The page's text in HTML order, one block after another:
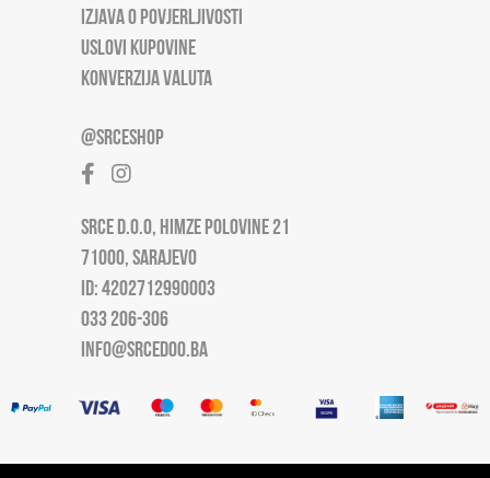
IZJAVA O POVJERLJIVOSTI
USLOVI KUPOVINE
KONVERZIJA VALUTA
@SRCESHOP
SRCE D.O.O, HIMZE POLOVINE 21
71000, SARAJEVO
ID: 4202712990003
033 206-306
INFO@SRCEDOO.BA